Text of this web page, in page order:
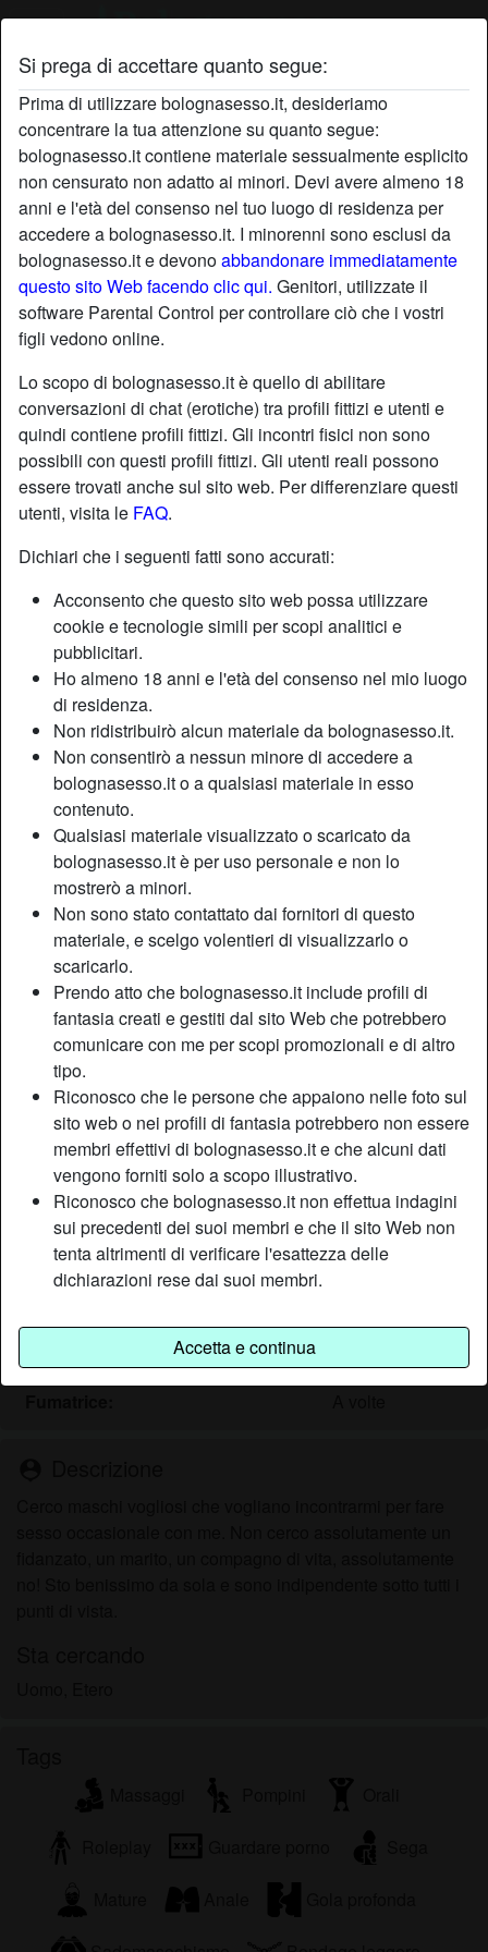
Si prega di accettare quanto segue:
Prima di utilizzare bolognasesso.it, desideriamo
concentrare la tua attenzione su quanto segue:
bolognasesso.it contiene materiale sessualmente esplicito
non censurato non adatto ai minori. Devi avere almeno 18
anni e l'età del consenso nel tuo luogo di residenza per
accedere a bolognasesso.it. I minorenni sono esclusi da
bolognasesso.it e devonoabbandonare immediatamente
questo sito Web facendo clic qui. Genitori, utilizzate il
software Parental Control per controllare ciò che i vostri
figli vedono online.
Lo scopo di bolognasesso.it è quello di abilitare
conversazioni di chat (erotiche) tra profili fittizi e utenti e
quindi contiene profili fittizi. Gli incontri fisici non sono
possibili con questi profili fittizi. Gli utenti reali possono
essere trovati anche sul sito web. Per differenziare questi
utenti, visita le FAQ.
Dichiari che i seguenti fatti sono accurati:
Acconsento che questo sito web possa utilizzare
cookie e tecnologie simili per scopi analitici e
pubblicitari.
Ho almeno 18 anni e l'età del consenso nel mio luogo
di residenza.
Non ridistribuirò alcun materiale da bolognasesso.it.
Non consentirò a nessun minore di accedere a
bolognasesso.it o a qualsiasi materiale in esso
contenuto.
Qualsiasi materiale visualizzato o scaricato da
bolognasesso.it è per uso personale e non lo
mostrerò a minori.
Non sono stato contattato dai fornitori di questo
materiale, e scelgo volentieri di visualizzarlo o
scaricarlo.
Prendo atto che bolognasesso.it include profili di
fantasia creati e gestiti dal sito Web che potrebbero
comunicare con me per scopi promozionali e di altro
tipo.
Riconosco che le persone che appaiono nelle foto sul
sito web o nei profili di fantasia potrebbero non essere
membri effettivi di bolognasesso.it e che alcuni dati
vengono forniti solo a scopo illustrativo.
Riconosco che bolognasesso.it non effettua indagini
sui precedenti dei suoi membri e che il sito Web non
tenta altrimenti di verificare l'esattezza delle
dichiarazioni rese dai suoi membri.
Accetta e continua
Profilo di Solare4
star Aggiungi chatChatta adesso
Nickname:
Solare4
Età:
Paese:
Italia
Provincia:
Parma
Sesso:
Donna
Sessualità:
Etero
Relazione:
Single
Colore dei capelli:
Castana
Colore degli occhi:
Depilata:
Sì